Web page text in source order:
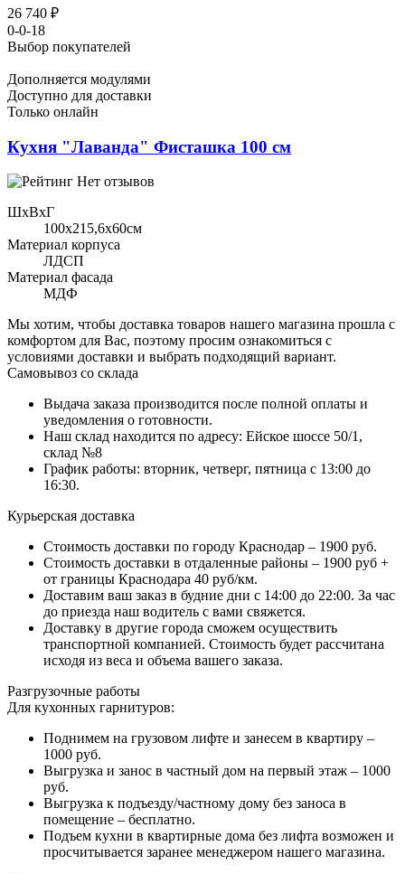
26 740 ₽
0-0-18
Выбор покупателей
Дополняется модулями
Доступно для доставки
Только онлайн
Кухня "Лаванда" Фисташка 100 см
Нет отзывов
ШхВхГ
100x215,6х60см
Материал корпуса
ЛДСП
Материал фасада
МДФ
Мы хотим, чтобы доставка товаров нашего магазина прошла с
комфортом для Вас, поэтому просим ознакомиться с
условиями доставки и выбрать подходящий вариант.
Самовывоз со склада
Выдача заказа производится после полной оплаты и
уведомления о готовности.
Наш склад находится по адресу: Ейское шоссе 50/1,
склад №8
График работы: вторник, четверг, пятница с 13:00 до
16:30.
Курьерская доставка
Стоимость доставки по городу Краснодар – 1900 руб.
Стоимость доставки в отдаленные районы – 1900 руб +
от границы Краснодара 40 руб/км.
Доставим ваш заказ в будние дни с 14:00 до 22:00. За час
до приезда наш водитель с вами свяжется.
Доставку в другие города сможем осуществить
транспортной компанией. Стоимость будет рассчитана
исходя из веса и объема вашего заказа.
Разгрузочные работы
Для кухонных гарнитуров:
Поднимем на грузовом лифте и занесем в квартиру –
1000 руб.
Выгрузка и занос в частный дом на первый этаж – 1000
руб.
Выгрузка к подъезду/частному дому без заноса в
помещение – бесплатно.
Подъем кухни в квартирные дома без лифта возможен и
просчитывается заранее менеджером нашего магазина.